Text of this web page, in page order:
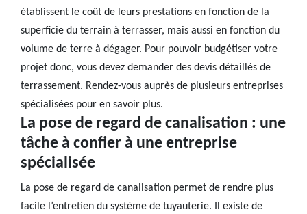
établissent le coût de leurs prestations en fonction de la
superficie du terrain à terrasser, mais aussi en fonction du
volume de terre à dégager. Pour pouvoir budgétiser votre
projet donc, vous devez demander des devis détaillés de
terrassement. Rendez-vous auprès de plusieurs entreprises
spécialisées pour en savoir plus.
La pose de regard de canalisation : une
tâche à confier à une entreprise
spécialisée
La pose de regard de canalisation permet de rendre plus
facile l’entretien du système de tuyauterie. Il existe de